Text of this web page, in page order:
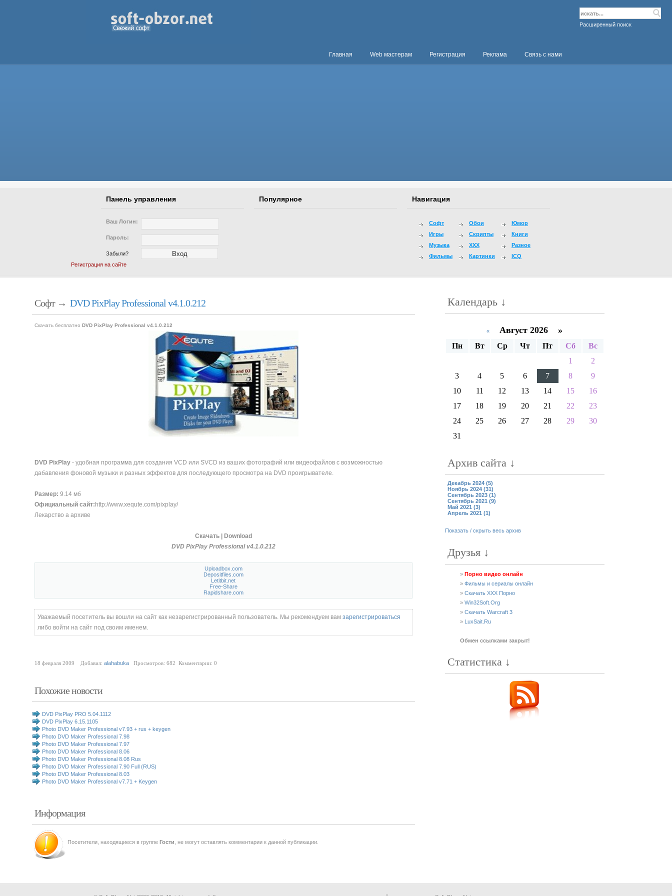
Расширенный поиск
Главная Web мастерам Регистрация Реклама Связь с нами
Панель управления
Ваш Логин:
Пароль:
Забыли?
Регистрация на сайте
Популярное Навигация
Софт
Игры
Музыка
Фильмы
Обои
Скрипты
XXX
Картинки
Юмор
Книги
Разное
ICQ
Софт → DVD PixPlay Professional v4.1.0.212
Скачать бесплатно DVD PixPlay Professional v4.1.0.212
DVD PixPlay- удобная программа для создания VCD или SVCD из ваших фотографий или видеофайлов с возможностью
дабавления фоновой музыки и разных эффектов для последующего просмотра на DVD проигрывателе.
Размер: 9.14 мб
Официальный сайт: http://www.xequte.com/pixplay/
Лекарство а архиве
Скачать | Download
DVD PixPlay Professional v4.1.0.212
Uploadbox.com
Depositfiles.com
Letitbit.net
Free-Share
Rapidshare.com
Уважаемый посетитель вы вошли на сайт как незарегистрированный пользователь. Мы рекомендуем вам зарегистрироваться
либо войти на сайт под своим именем.
18 февраля 2009 Добавил: alahabukaПросмотров: 682 Комментарии: 0
Похожие новости
DVD PixPlay PRO 5.04.1112
DVD PixPlay 6.15.1105
Photo DVD Maker Professional v7.93 + rus + keygen
Photo DVD Maker Professional 7.98
Photo DVD Maker Professional 7.97
Photo DVD Maker Professional 8.06
Photo DVD Maker Professional 8.08 Rus
Photo DVD Maker Professional 7.90 Full (RUS)
Photo DVD Maker Professional 8.03
Photo DVD Maker Professional v7.71 + Keygen
Информация
Посетители, находящиеся в группе Гости , не могут оставлять комментарии к данной публикации.
Календарь ↓
« Август 2026 »
Пн Вт Ср Чт Пт Сб
Вс
1
2
3
4 5 6 7 8
9
10
11 12 13 14 15
16
17
18 19 20 21 22
23
24
25 26 27 28 29
30
31
Архив сайта ↓
Декабрь 2024 (5)
Ноябрь 2024 (31)
Сентябрь 2023 (1)
Сентябрь 2021 (9)
Май 2021 (3)
Апрель 2021 (1)
Показать / скрыть весь архив
Друзья ↓
» Порно видео онлайн
» Фильмы и сериалы онлайн
» Скачать XXX Порно
» Win32Soft.Org
» Скачать Warcraft 3
» LuxSait.Ru
Обмен ссылками закрыт!
Статистика ↓